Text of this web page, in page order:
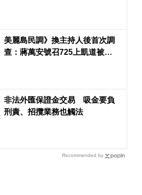
美麗島民調》換主持人後首次調
查：蔣萬安號召725上凱道被
非法外匯保證金交易 吸金要負
刑責、招攬業務也觸法
Recommended by